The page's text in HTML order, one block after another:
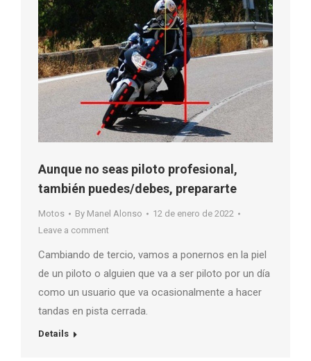
Aunque no seas piloto profesional,
también puedes/debes, prepararte
Motos By Manel Alonso
12 de enero de 2022
Leave a comment
Cambiando de tercio, vamos a ponernos en la piel
de un piloto o alguien que va a ser piloto por un día
como un usuario que va ocasionalmente a hacer
tandas en pista cerrada.
Details